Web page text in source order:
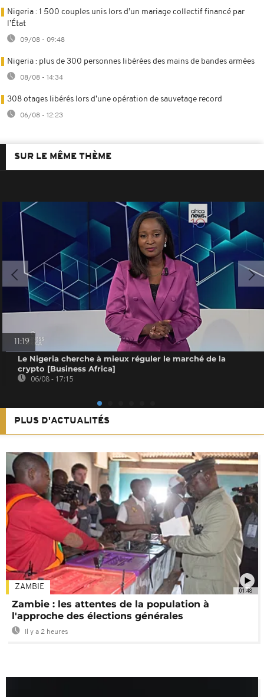
Nigeria : 1 500 couples unis lors d’un mariage collectif financé par
l’État
09/08 - 09:48
Nigeria : plus de 300 personnes libérées des mains de bandes armées
08/08 - 14:34
308 otages libérés lors d’une opération de sauvetage record
06/08 - 12:23
SUR LE MÊME THÈME
11:19
Le Nigeria cherche à mieux réguler le marché de la
crypto [Business Africa]
06/08 - 17:15
PLUS D'ACTUALITÉS
01:48
ZAMBIE
Zambie : les attentes de la population à
l'approche des élections générales
Il y a 2 heures